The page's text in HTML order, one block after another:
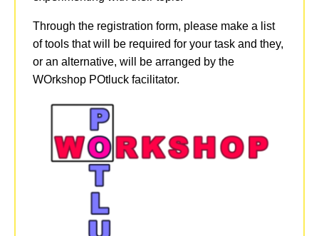
Through the registration form, please make a list
of tools that will be required for your task and they,
or an alternative, will be arranged by the
WOrkshop POtluck facilitator.